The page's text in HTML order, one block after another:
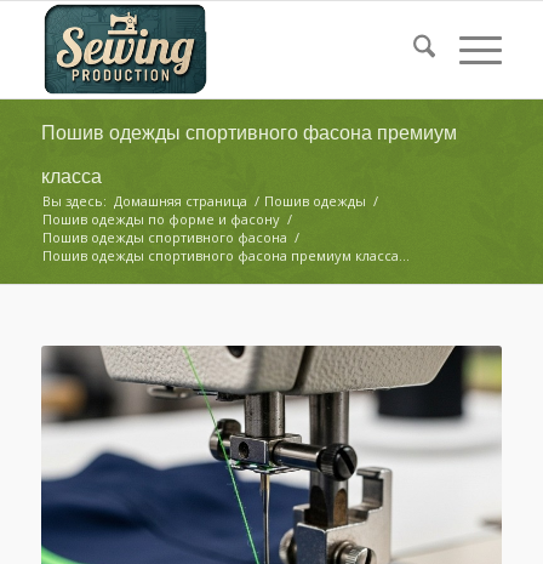
Пошив одежды спортивного фасона премиум
класса
Вы здесь: Домашняя страница / Пошив одежды /
Пошив одежды по форме и фасону /
Пошив одежды спортивного фасона /
Пошив одежды спортивного фасона премиум класса...